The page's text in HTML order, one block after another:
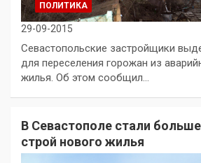
ПОЛИТИКА
29-09-2015
Севастопольские застройщики
для переселения горожан из
жилья. Об этом сообщил…
В Севастополе стали
строй нового жилья